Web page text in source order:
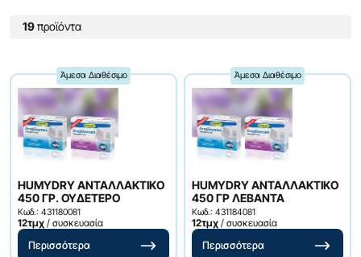
19προϊόντα
Άμεσα Διαθέσιμο
HUMYDRY ΑΝΤΑΛΛΑΚΤΙΚO
450 ΓΡ. ΟΥΔΕΤΕΡΟ
Κωδ.: 431180081
12τμχ / συσκευασία
Περισσότερα
Άμεσα Διαθέσιμο
HUMYDRY ΑΝΤΑΛΛΑΚΤΙΚO
450 ΓΡ ΛΕΒΑΝΤΑ
Κωδ.: 431184081
12τμχ / συσκευασία
Περισσότερα